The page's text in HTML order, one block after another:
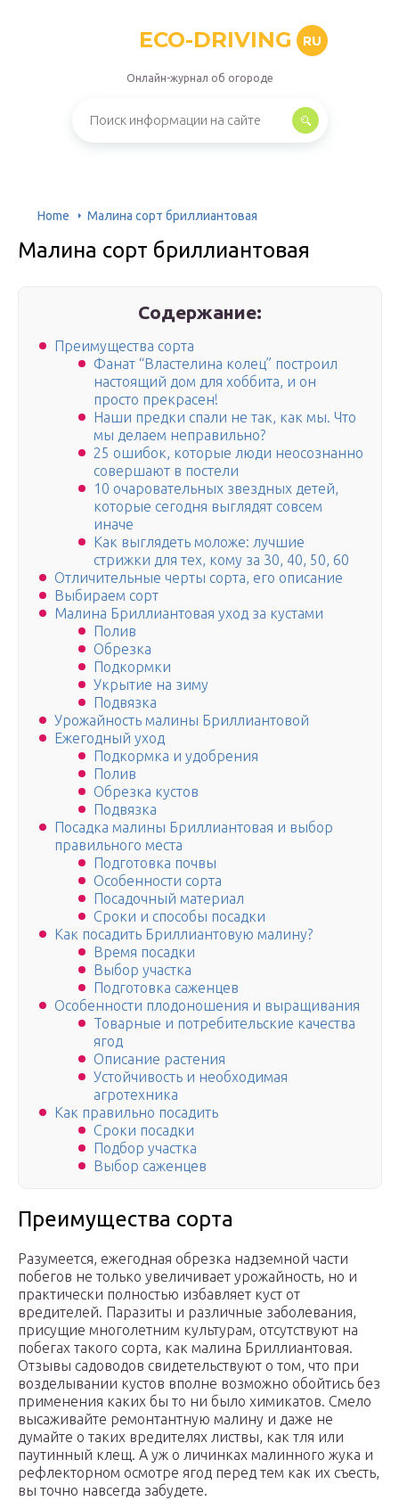
ECO-DRIVING RU
Онлайн-журнал об огороде
Home Малина сорт бриллиантовая
Малина сорт бриллиантовая
Содержание:
Преимущества сорта
Фанат “Властелина колец” построил
настоящий дом для хоббита, и он
просто прекрасен!
Наши предки спали не так, как мы. Что
мы делаем неправильно?
25 ошибок, которые люди неосознанно
совершают в постели
10 очаровательных звездных детей,
которые сегодня выглядят совсем
иначе
Как выглядеть моложе: лучшие
стрижки для тех, кому за 30, 40, 50, 60
Отличительные черты сорта, его описание
Выбираем сорт
Малина Бриллиантовая уход за кустами
Полив
Обрезка
Подкормки
Укрытие на зиму
Подвязка
Урожайность малины Бриллиантовой
Ежегодный уход
Подкормка и удобрения
Полив
Обрезка кустов
Подвязка
Посадка малины Бриллиантовая и выбор
правильного места
Подготовка почвы
Особенности сорта
Посадочный материал
Сроки и способы посадки
Как посадить Бриллиантовую малину?
Время посадки
Выбор участка
Подготовка саженцев
Особенности плодоношения и выращивания
Товарные и потребительские качества
ягод
Описание растения
Устойчивость и необходимая
агротехника
Как правильно посадить
Сроки посадки
Подбор участка
Выбор саженцев
Преимущества сорта
Разумеется, ежегодная обрезка надземной части
побегов не только увеличивает урожайность, но и
практически полностью избавляет куст от
вредителей. Паразиты и различные заболевания,
присущие многолетним культурам, отсутствуют на
побегах такого сорта, как малина Бриллиантовая.
Отзывы садоводов свидетельствуют о том, что при
возделывании кустов вполне возможно обойтись без
применения каких бы то ни было химикатов. Смело
высаживайте ремонтантную малину и даже не
думайте о таких вредителях листвы, как тля или
паутинный клещ. А уж о личинках малинного жука и
рефлекторном осмотре ягод перед тем как их съесть,
вы точно навсегда забудете.